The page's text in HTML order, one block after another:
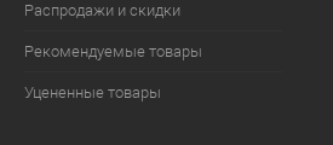
Распродажи и скидки
Рекомендуемые товары
Уцененные товары